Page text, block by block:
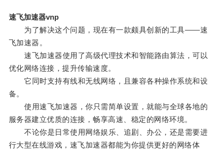
速飞加速器vnp
为了解决这个问题，现在有一款颇具创新的工具——速
飞加速器。
速飞加速器使用了高级代理技术和智能路由算法，可以
优化网络连接，提升传输速度。
它同时支持有线和无线网络，且兼容各种操作系统和设
备。
使用速飞加速器，你只需简单设置，就能与全球各地的
服务器建立优质的连接，畅享高速、稳定的网络环境。
不论你是日常使用网络娱乐、追剧、办公，还是需要进
行大型在线游戏，速飞加速器都能为你提供更好的网络体